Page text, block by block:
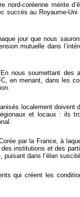
nord-coréenne mérite
succès au Royaume-
jour que nous
mutuelle dans
nous soumettant des
en menant, dans les
localement doivent
et locaux : ils
par la France, à
institutions et des
dans l’élan
qui créent les